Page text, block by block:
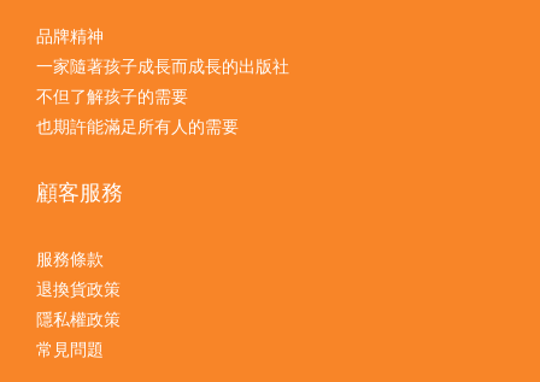
品牌精神
一家隨著孩子成長而成長的出版社
不但了解孩子的需要
也期許能滿足所有人的需要
顧客服務
服務條款
退換貨政策
隱私權政策
常見問題